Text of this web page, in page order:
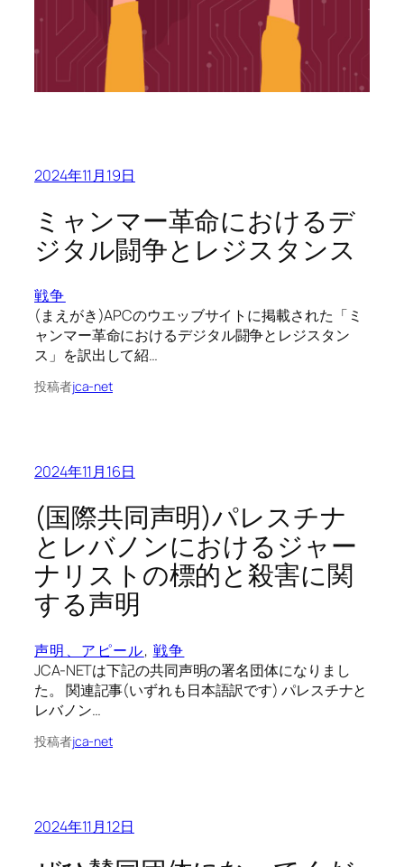
2024年11月19日
ミャンマー革命におけるデ
ジタル闘争とレジスタンス
戦争
(まえがき)APCのウエッブサイトに掲載された「ミ
ャンマー革命におけるデジタル闘争とレジスタン
ス」を訳出して紹…
投稿者jca-net
2024年11月16日
(国際共同声明)パレスチナ
とレバノンにおけるジャー
ナリストの標的と殺害に関
する声明
声明、アピール, 戦争
JCA-NETは下記の共同声明の署名団体になりまし
た。 関連記事(いずれも日本語訳です) パレスチナと
レバノン…
投稿者jca-net
2024年11月12日